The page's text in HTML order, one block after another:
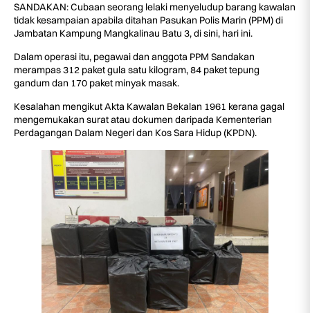
SANDAKAN: Cubaan seorang lelaki menyeludup barang kawalan
tidak kesampaian apabila ditahan Pasukan Polis Marin (PPM) di
Jambatan Kampung Mangkalinau Batu 3, di sini, hari ini.
Dalam operasi itu, pegawai dan anggota PPM Sandakan
merampas 312 paket gula satu kilogram, 84 paket tepung
gandum dan 170 paket minyak masak.
Kesalahan mengikut Akta Kawalan Bekalan 1961 kerana gagal
mengemukakan surat atau dokumen daripada Kementerian
Perdagangan Dalam Negeri dan Kos Sara Hidup (KPDN).